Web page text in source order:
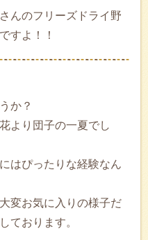
んのフリーズドライ野
すよ！！
か？
より団子の一夏でし
はぴったりな経験なん
変お気に入りの様子だ
ております。